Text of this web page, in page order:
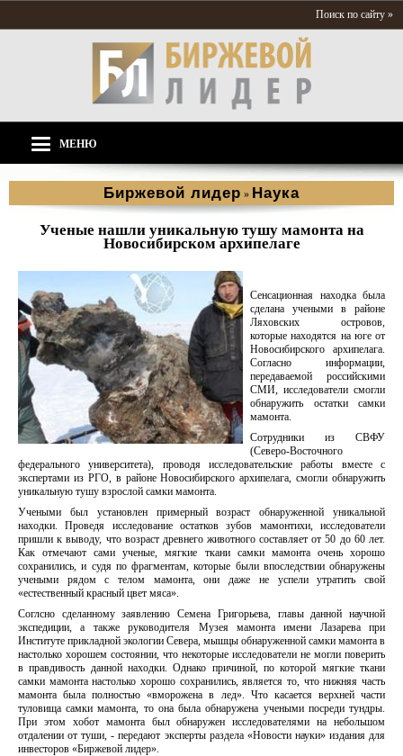
Поиск по сайту »
МЕНЮ
Биржевой лидер » Наука
Ученые нашли уникальную тушу мамонта на
Новосибирском архипелаге
Сенсационная находка была
сделана учеными в районе
Ляховских островов,
которые находятся на юге от
Новосибирского архипелага.
Согласно информации,
передаваемой российскими
СМИ, исследователи смогли
обнаружить остатки самки
мамонта.
Сотрудники из СВФУ
(Северо-Восточного
федерального университета), проводя исследовательские работы вместе с
экспертами из РГО, в районе Новосибирского архипелага, смогли обнаружить
уникальную тушу взрослой самки мамонта.
Учеными был установлен примерный возраст обнаруженной уникальной
находки. Проведя исследование остатков зубов мамонтихи, исследователи
пришли к выводу, что возраст древнего животного составляет от 50 до 60 лет.
Как отмечают сами ученые, мягкие ткани самки мамонта очень хорошо
сохранились, и судя по фрагментам, которые были впоследствии обнаружены
учеными рядом с телом мамонта, они даже не успели утратить свой
«естественный красный цвет мяса».
Соглсно сделанному заявлению Семена Григорьева, главы данной научной
экспедиции, а также руководителя Музея мамонта имени Лазарева при
Институте прикладной экологии Севера, мышцы обнаруженной самки мамонта в
настолько хорошем состоянии, что некоторые исследователи не могли поверить
в правдивость данной находки. Однако причиной, по которой мягкие ткани
самки мамонта настолько хорошо сохранились, является то, что нижняя часть
мамонта была полностью «вморожена в лед». Что касается верхней части
туловища самки мамонта, то она была обнаружена учеными посреди тундры.
При этом хобот мамонта был обнаружен исследователями на небольшом
отдалении от туши, - передают эксперты раздела «Новости науки» издания для
инвесторов «Биржевой лидер».